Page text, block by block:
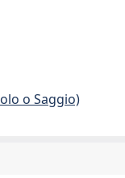
o Saggio)